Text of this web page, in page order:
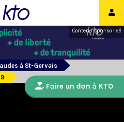
Contenu sponsorisé
à St-Gervais
Faire un don à KTO